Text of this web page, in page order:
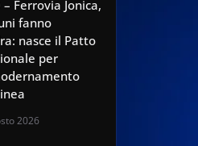
– Ferrovia Jonica,
fanno
nasce il Patto
per
2026